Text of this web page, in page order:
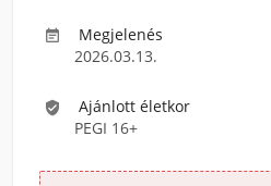

Megjelenés
2026.03.13.

Ajánlott életkor
PEGI 16+